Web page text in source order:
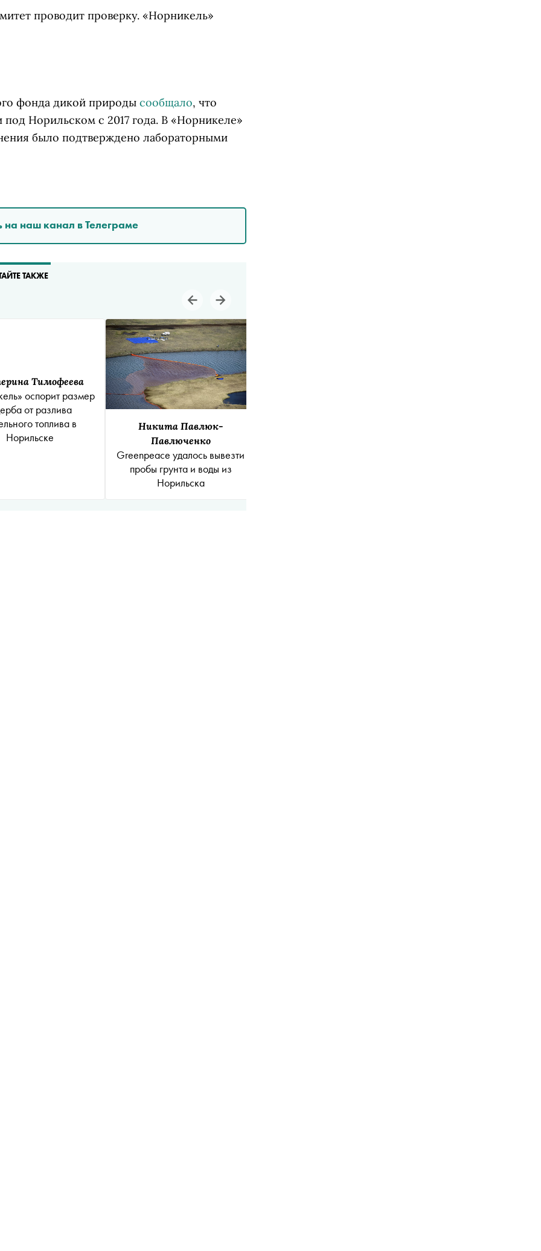
проводит проверку. «Норникель»
фонда дикой природы сообщало, что
Норильском с 2017 года. В «Норникеле»
было подтверждено лабораторными
на наш канал в Телеграме
ТАКЖЕ
Тимофеева
оспорит размер
от разлива
топлива в
Норильске
Никита Павлюк-
Павлюченко
Greenpeace удалось вывезти
пробы грунта и воды из
Норильска